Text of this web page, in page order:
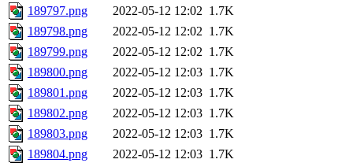
189797.png
2022-05-12 12:02 1.7K
189798.png
2022-05-12 12:02 1.7K
189799.png
2022-05-12 12:02 1.7K
189800.png
2022-05-12 12:03 1.7K
189801.png
2022-05-12 12:03 1.7K
189802.png
2022-05-12 12:03 1.7K
189803.png
2022-05-12 12:03 1.7K
189804.png
2022-05-12 12:03 1.7K